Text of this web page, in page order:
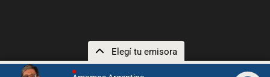
Elegí tu emisora